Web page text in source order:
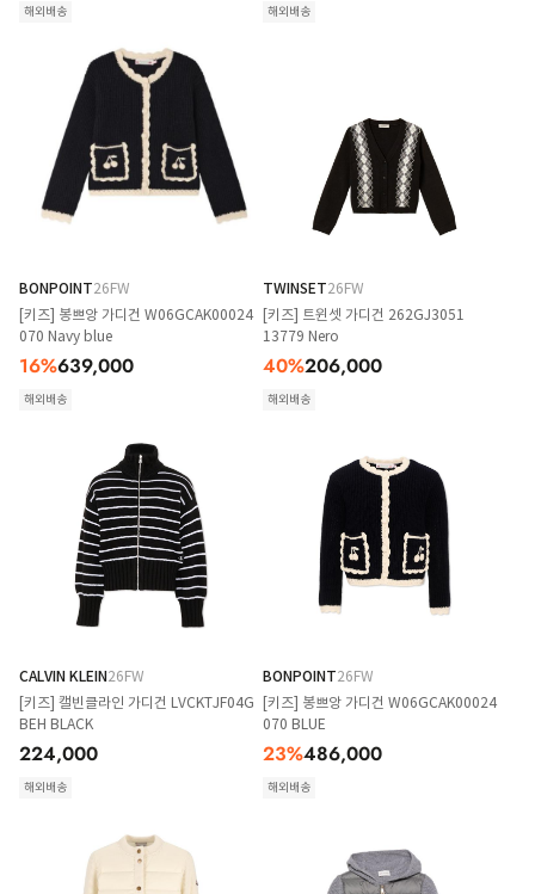
해외배송 해외배송
BONPOINT26FW
[키즈] 봉쁘앙 가디건 W06GCAK00024
070 Navy blue
16%639,000
해외배송
TWINSET26FW
[키즈] 트윈셋 가디건 262GJ3051
13779 Nero
40%206,000
해외배송
CALVIN KLEIN26FW
[키즈] 캘빈클라인 가디건 LVCKTJF04G
BEH BLACK
224,000
해외배송
BONPOINT26FW
[키즈] 봉쁘앙 가디건 W06GCAK00024
070 BLUE
23%486,000
해외배송